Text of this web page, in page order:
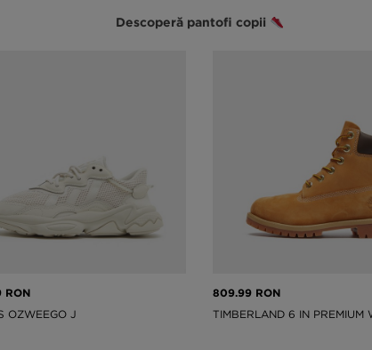
Descoperă pantofi copii
RON
OZWEEGO J
809.99 RON
TIMBERLAND 6 IN PREMIUM